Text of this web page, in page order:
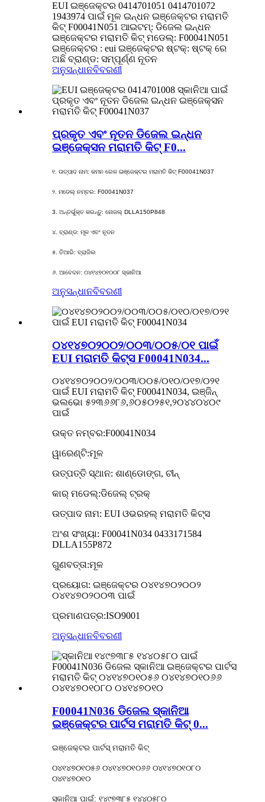
EUI ଇଞ୍ଜେକ୍ଟର 0414701051 0414701072
1943974 ପାଇଁ ମୂଳ ଇନ୍ଧନ ଇଞ୍ଜେକ୍ଟର ମରାମତି
କିଟ୍ F00041N051 ଆଇଟମ୍: ଡିଜେଲ ଇନ୍ଧନ
ଇଞ୍ଜେକ୍ଟର ମରାମତି କିଟ୍ ମଡେଲ୍: F00041N051
ଇଞ୍ଜେକ୍ଟର : eui ଇଞ୍ଜେକ୍ଟର ଷ୍ଟକ୍: ଷ୍ଟକ୍ ରେ
ଅଛି ବ୍ରାଣ୍ଡ: ସମ୍ପୂର୍ଣ୍ଣ ନୂତନ
ଅନୁସନ୍ଧାନବିବରଣୀ
ପ୍ରକୃତ ଏବଂ ନୂତନ ଡିଜେଲ ଇନ୍ଧନ
ଇଞ୍ଜେକ୍ସନ ମରାମତି କିଟ୍ F0...
୧. ଉତ୍ପାଦ ନାମ: କମନ ରେଳ ଇଞ୍ଜେକ୍ଟର ମରାମତି କିଟ୍ F00041N037
୨. ମଡେଲ୍ ନମ୍ବର: F00041N037
3. ଅନ୍ତର୍ଭୁକ୍ତ କରନ୍ତୁ: ନୋଜଲ୍ DLLA150P848
୪. ବ୍ରାଣ୍ଡ: ମୂଳ ଏବଂ ନୂତନ
୫. ତିଆରି: ବ୍ରାଜିଲ
୬. ଆବେଦନ: ୦୪୧୪୭୦୧୦୦୮ ସ୍କାନିଆ
ଅନୁସନ୍ଧାନବିବରଣୀ
୦୪୧୪୭୦୨୦୦୨/୦୦୩/୦୦୫/୦୧ ପାଇଁ
EUI ମରାମତି କିଟ୍ସ F00041N034...
୦୪୧୪୭୦୨୦୦୨/୦୦୩/୦୦୫/୦୧୦/୦୧୭/୦୨୧
ପାଇଁ EUI ମରାମତି କିଟ୍ F00041N034, ଇଞ୍ଜିନ୍
ଭଲଭୋ ୫୨୩୬୬୮୬,୬୦୫୦୨୫୧,୨୦୪୪୦୪୦୯
ପାଇଁ
ଉକ୍ତ ନମ୍ବର:F00041N034
ୱାରେଣ୍ଟି:ମୂଳ
ଉତ୍ପତ୍ତି ସ୍ଥାନ: ଶାଣ୍ଡୋଙ୍ଗ, ଚୀନ୍
କାର୍ ମଡେଲ୍:ଡିଜେଲ୍ ଟ୍ରକ୍
ଉତ୍ପାଦ ନାମ: EUI ଓଭରହଲ୍ ମରାମତି କିଟ୍ସ
ଅଂଶ ସଂଖ୍ୟା: F00041N034 0433171584
DLLA155P872
ଗୁଣବତ୍ତା:ମୂଳ
ପ୍ରୟୋଗ: ଇଞ୍ଜେକ୍ଟର ୦୪୧୪୭୦୨୦୦୨
୦୪୧୪୭୦୨୦୦୩ ପାଇଁ
ପ୍ରମାଣପତ୍ର:ISO9001
ଅନୁସନ୍ଧାନବିବରଣୀ
F00041N036 ଡିଜେଲ ସ୍କାନିଆ
ଇଞ୍ଜେକ୍ଟର ପାର୍ଟସ ମରାମତି କିଟ୍ 0...
ଇଞ୍ଜେକ୍ଟର ପାର୍ଟସ୍ ମରାମତି କିଟ୍
୦୪୧୪୭୦୧୦୫୬ ୦୪୧୪୭୦୧୦୬୬ ୦୪୧୪୭୦୧୦୮୦
୦୪୧୪୭୦୧୦
ସ୍କାନିଆ ପାଇଁ: ୧୪୯୭୩୮୫ ୧୪୪୦୫୮୦